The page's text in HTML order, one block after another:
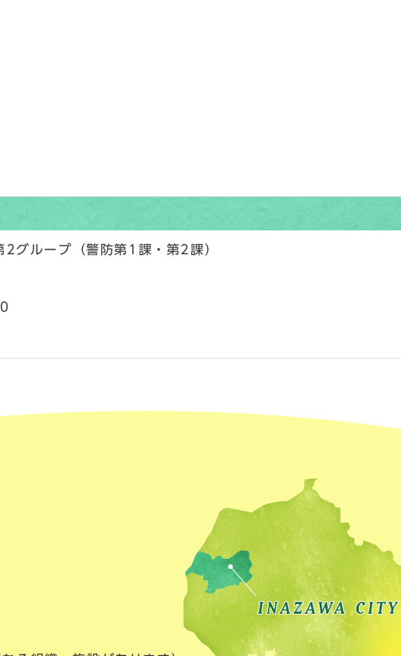
グループ（警防第1課・第2課）